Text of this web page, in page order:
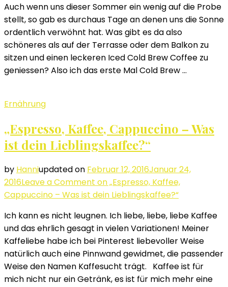
Auch wenn uns dieser Sommer ein wenig auf die Probe
stellt, so gab es durchaus Tage an denen uns die Sonne
ordentlich verwöhnt hat. Was gibt es da also
schöneres als auf der Terrasse oder dem Balkon zu
sitzen und einen leckeren Iced Cold Brew Coffee zu
geniessen? Also ich das erste Mal Cold Brew …
Ernährung
„Espresso, Kaffee, Cappuccino – Was
ist dein Lieblingskaffee?“
by Hanniupdated on Februar 12, 2016Januar 24,
2016Leave a Comment on „Espresso, Kaffee,
Cappuccino – Was ist dein Lieblingskaffee?“
Ich kann es nicht leugnen. Ich liebe, liebe, liebe Kaffee
und das ehrlich gesagt in vielen Variationen! Meiner
Kaffeliebe habe ich bei Pinterest liebevoller Weise
natürlich auch eine Pinnwand gewidmet, die passender
Weise den Namen Kaffesucht trägt. Kaffee ist für
mich nicht nur ein Getränk, es ist für mich mehr eine